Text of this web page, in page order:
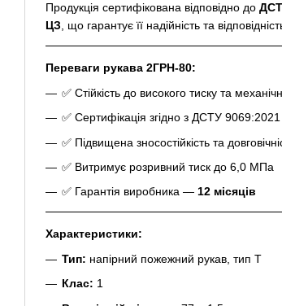
Продукція сертифікована відповідно до
ЦЗ, що гарантує її надійність та
Переваги рукава 2ГРН-80:
✅ Стійкість до високого тиску та
✅ Сертифікація згідно з ДСТУ 9069:2021
✅ Підвищена зносостійкість та
✅ Витримує розривний тиск до 6,0 МПа
✅ Гарантія виробника — 12 місяців
Характеристики:
Тип: напірний пожежний рукав, тип Т
Клас: 1